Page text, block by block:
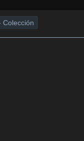
Colección